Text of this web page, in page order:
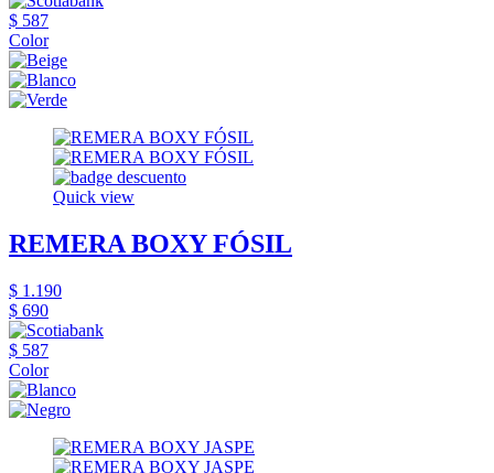
$ 587
Color
Quick view
REMERA BOXY FÓSIL
$ 1.190
$ 690
$ 587
Color